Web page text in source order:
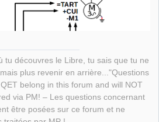
tu découvres le Libre, tu sais que tu ne
plus revenir en arrière..."Questions
belong in this forum and will NOT
via PM! – Les questions concernant
être posées sur ce forum et ne